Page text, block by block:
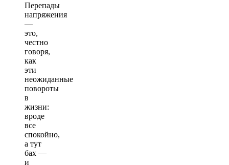
Перепады
напряжения
—
это,
честно
говоря,
как
эти
неожиданные
повороты
в
жизни:
вроде
все
спокойно,
а тут
бах —
и